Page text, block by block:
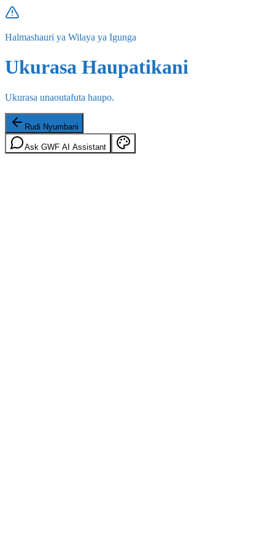
Halmashauri ya Wilaya ya Igunga
Ukurasa Haupatikani
Ukurasa unaoutafuta haupo.
Rudi Nyumbani
Ask GWF AI Assistant